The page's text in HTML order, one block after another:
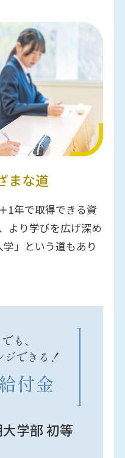
まな道
1年で取得できる資
より学びを広げ深め
」という道もあり
学部 初等